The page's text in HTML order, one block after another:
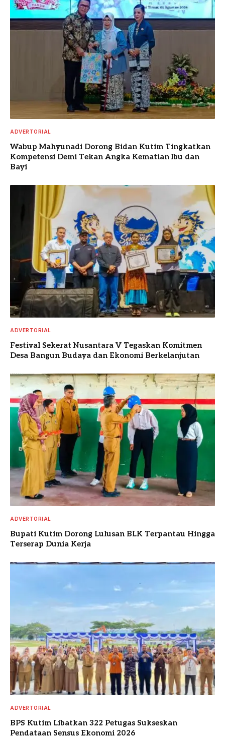
ADVERTORIAL
Wabup Mahyunadi Dorong Bidan Kutim Tingkatkan
Kompetensi Demi Tekan Angka Kematian Ibu dan
Bayi
ADVERTORIAL
Festival Sekerat Nusantara V Tegaskan Komitmen
Desa Bangun Budaya dan Ekonomi Berkelanjutan
ADVERTORIAL
Bupati Kutim Dorong Lulusan BLK Terpantau Hingga
Terserap Dunia Kerja
ADVERTORIAL
BPS Kutim Libatkan 322 Petugas Sukseskan
Pendataan Sensus Ekonomi 2026